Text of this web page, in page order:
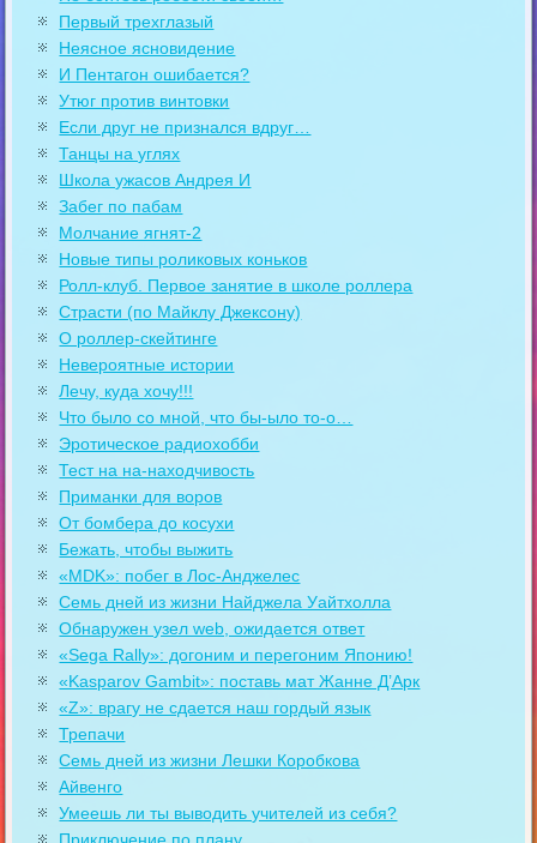
Первый трехглазый
Неясное ясновидение
И Пентагон ошибается?
Утюг против винтовки
Если друг не признался вдруг…
Танцы на углях
Школа ужасов Андрея И
Забег по пабам
Молчание ягнят-2
Новые типы роликовых коньков
Ролл-клуб. Первое занятие в школе роллера
Страсти (по Майклу Джексону)
О роллер-скейтинге
Невероятные истории
Лечу, куда хочу!!!
Что было со мной, что бы-ыло то-о…
Эротическое радиохобби
Тест на на-находчивость
Приманки для воров
От бомбера до косухи
Бежать, чтобы выжить
«MDK»: побег в Лос-Анджелес
Семь дней из жизни Найджела Уайтхолла
Обнаружен узел web, ожидается ответ
«Sega Rally»: догоним и перегоним Японию!
«Kasparov Gambit»: поставь мат Жанне Д’Арк
«Z»: врагу не сдается наш гордый язык
Трепачи
Семь дней из жизни Лешки Коробкова
Айвенго
Умеешь ли ты выводить учителей из себя?